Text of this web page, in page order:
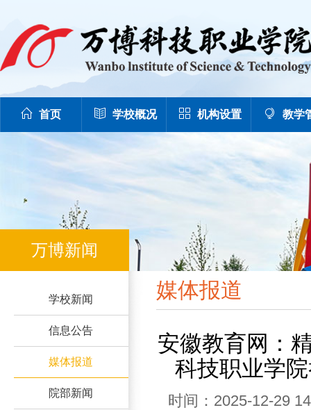
首页 学校概况 机构设置 教学
万博新闻
学校新闻
信息公告
媒体报道
院部新闻
媒体报道
安徽教育网：
科技职业学
时间：2025-12-29